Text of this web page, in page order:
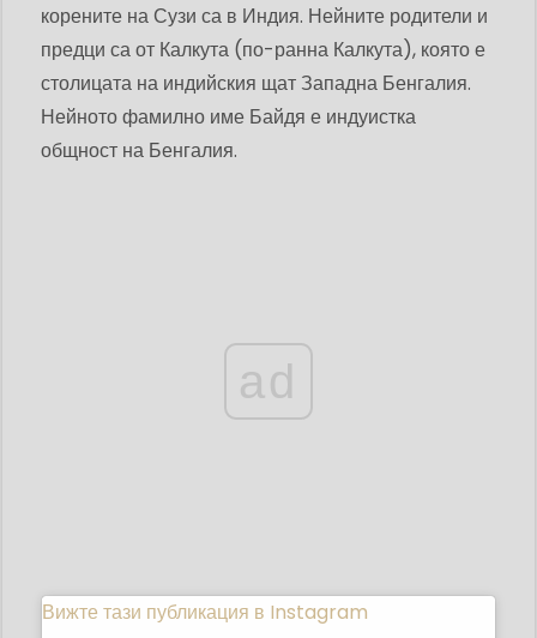
корените на Сузи са в Индия. Нейните родители и
предци са от Калкута (по-ранна Калкута), която е
столицата на индийския щат Западна Бенгалия.
Нейното фамилно име Байдя е индуистка
общност на Бенгалия.
ad
Вижте тази публикация в Instagram